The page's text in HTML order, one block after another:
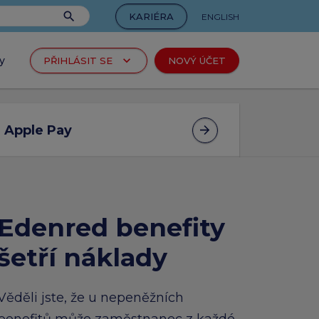
KARIÉRA ENGLISH
search
PŘIHLÁSIT SE keyboard_arrow_down NOVÝ ÚČET
Apple Pay
Edenred benefity
náklady
jste, že u nepeněžních